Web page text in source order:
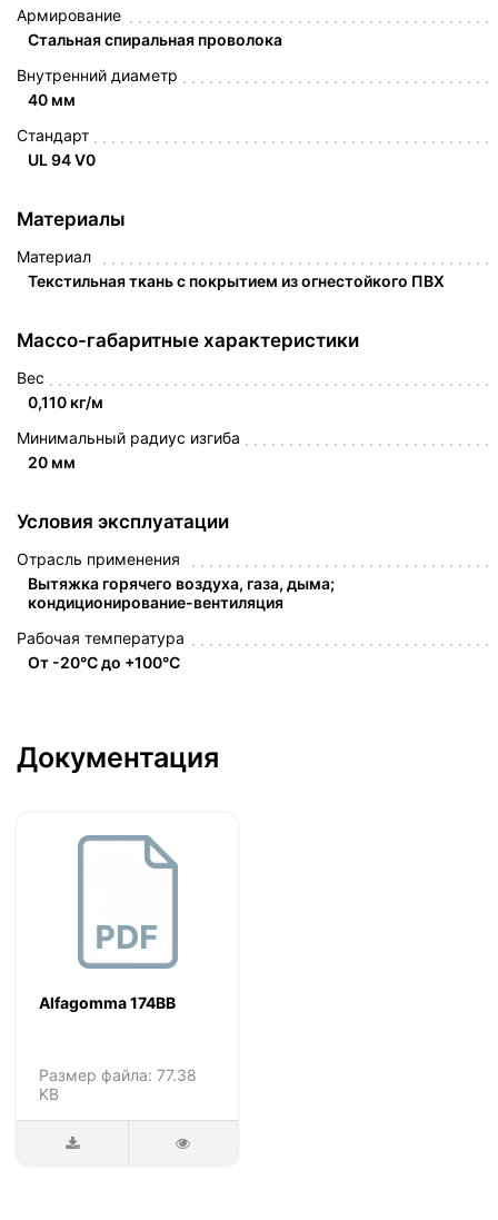
Армирование
Стальная спиральная проволока
Внутренний диаметр
40 мм
Стандарт
UL 94 V0
Материалы
Материал
Текстильная ткань с покрытием из огнестойкого ПВХ
Массо-габаритные характеристики
Вес
0,110 кг/м
Минимальный радиус изгиба
20 мм
Условия эксплуатации
Отрасль применения
Вытяжка горячего воздуха, газа, дыма;
кондиционирование-вентиляция
Рабочая температура
От -20°C до +100°C
Документация
Alfagomma 174BB
Размер файла: 77.38
KB